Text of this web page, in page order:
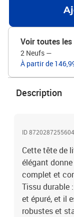
totales : 183 x 23 x
tête de lit2 x oreille
Voir toutes
2 Neufs —
À partir de
Description
ID 8720287255604
Cette tête de
élégant
complet et
Tissu durable
et épuré, et il
robustes et